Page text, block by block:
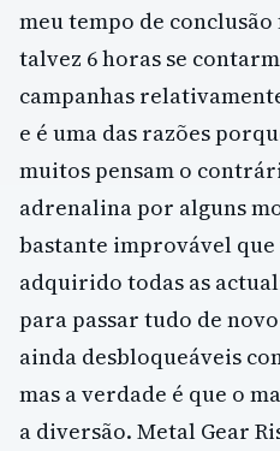
meu tempo de
talvez 6 horas se
campanhas
e é uma das razões
muitos pensam o
adrenalina por alguns
bastante improvável que
adquirido todas as
para passar tudo de
ainda desbloqueáveis
mas a verdade é que o
a diversão. Metal Gear